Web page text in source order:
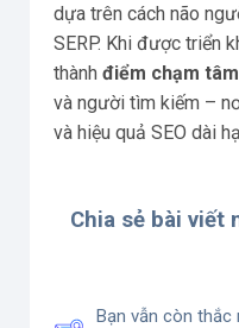
dựa trên cách não
SERP. Khi được triển
thành điểm chạm
và người tìm kiếm –
và hiệu quả SEO dài
Chia sẻ bài viết
Bạn vẫn còn